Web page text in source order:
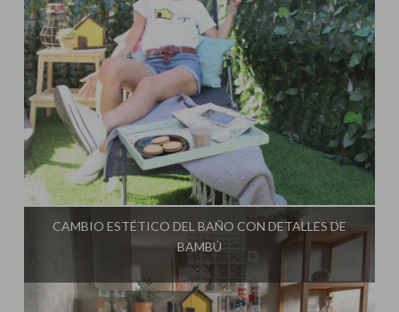
Influencer:Steffido
CAMBIO ESTÉTICO DEL BAÑO CON DETALLES DE
BAMBÚ